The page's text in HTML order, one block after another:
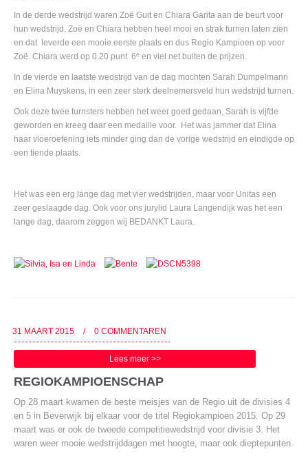
In de derde wedstrijd waren Zoë Guit en Chiara Garita aan de beurt voor
hun wedstrijd. Zoë en Chiara hebben heel mooi en strak turnen laten zien
en dat leverde een mooie eerste plaats en dus Regio Kampioen op voor
Zoë. Chiara werd op 0.20 punt 6e en viel net buiten de prijzen.
In de vierde en laatste wedstrijd van de dag mochten Sarah Dumpelmann
en Elina Muyskens, in een zeer sterk deelnemersveld hun wedstrijd turnen.
Ook deze twee turnsters hebben het weer goed gedaan, Sarah is vijfde
geworden en kreeg daar een medaille voor. Het was jammer dat Elina
haar vloeroefening iets minder ging dan de vorige wedstrijd en eindigde op
een tiende plaats.
Het was een erg lange dag met vier wedstrijden, maar voor Unitas een
zeer geslaagde dag. Ook voor ons jurylid Laura Langendijk was het een
lange dag, daarom zeggen wij BEDANKT Laura.
31 MAART 2015 / 0 COMMENTAREN
Lees meer >>
REGIOKAMPIOENSCHAP
Op 28 maart kwamen de beste meisjes van de Regio uit de divisies 4
en 5 in Beverwijk bij elkaar voor de titel Regiokampioen 2015. Op 29
maart was er ook de tweede competitiewedstrijd voor divisie 3. Het
waren weer mooie wedstrijddagen met hoogte, maar ook dieptepunten.